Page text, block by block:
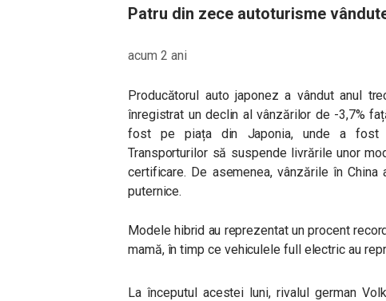
Patru din zece autoturisme
acum 2 ani
Producătorul auto japonez a vândut anul
înregistrat un declin al vânzărilor de -3,7%
fost pe piața din Japonia, unde a fost
Transporturilor să suspende livrările unor
certificare. De asemenea, vânzările în
puternice.
Modele hibrid au reprezentat un procent
mamă, în timp ce vehiculele full electric au
La începutul acestei luni, rivalul german